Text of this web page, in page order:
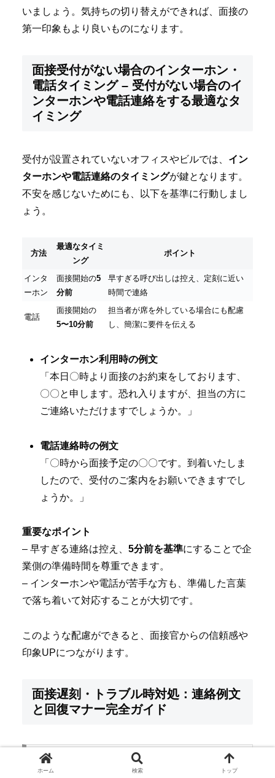
いましょう。気持ちの切り替えができれば、面接の
第一印象もより良いものになります。
面接受付がない場合のインターホン・
電話タイミング – 受付がない場合のイ
ンターホンや電話連絡をする最適なタ
イミング
受付が設置されていないオフィスやビルでは、 イン
ターホンや電話連絡のタイミングが鍵となります。
不安を感じないためにも、以下を基準に行動しまし
ょう。
方法
最適なタイミ
ング
ポイント
インタ
ーホン
面接開始の5
分前
早すぎる呼び出しは控え、定刻に近い
時間で連絡
電話
面接開始の
5〜10分前
担当者が席を外している場合にも配慮
し、簡潔に要件を伝える
インターホン利用時の例文
「本日〇時より面接のお約束をしております、
〇〇と申します。恐れ入りますが、担当の方に
ご連絡いただけますでしょうか。」
電話連絡時の例文
「〇時から面接予定の〇〇です。到着いたしま
したので、受付のご案内をお願いできますでし
ょうか。」
重要なポイント
– 早すぎる連絡は控え、 5分前を基準にすることで企
業側の準備時間を尊重できます。
– インターホンや電話が苦手な方も、準備した言葉
で落ち着いて対応することが大切です。
このような配慮ができると、面接官からの信頼感や
印象UPにつながります。
面接遅刻・トラブル時対処：連絡例文
と回復マナー完全ガイド
面接時間になっても始まらないオンライ
ン・対面の待機対応
ホーム 検索 トップ